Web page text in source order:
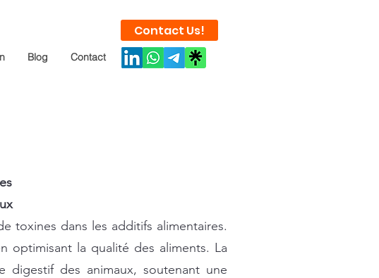
Blog Contact
Contact Us!
toxines dans les additifs alimentaires.
optimisant la qualité des aliments. La
digestif des animaux, soutenant une